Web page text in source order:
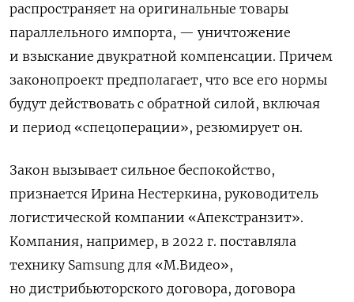
распространяет на оригинальные товары
параллельного импорта, — уничтожение
и взыскание двукратной компенсации. Причем
законопроект предполагает, что все его нормы
будут действовать с обратной силой, включая
и период «спецоперации», резюмирует он.
Закон вызывает сильное беспокойство,
признается Ирина Нестеркина, руководитель
логистической компании «Апекстранзит».
Компания, например, в 2022 г. поставляла
технику Samsung для «М.Видео»,
но дистрибьюторского договора, договора